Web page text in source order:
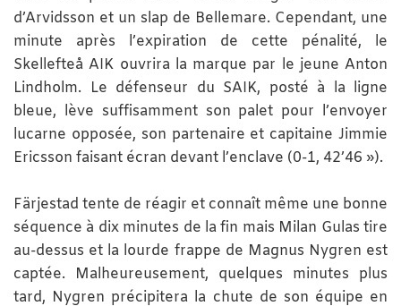
d’Arvidsson et un slap de Bellemare. Cependant, une
minute après l’expiration de cette pénalité, le
Skellefteå AIK ouvrira la marque par le jeune Anton
Lindholm. Le défenseur du SAIK, posté à la ligne
bleue, lève suffisamment son palet pour l’envoyer
lucarne opposée, son partenaire et capitaine Jimmie
Ericsson faisant écran devant l’enclave (0-1, 42’46 »).
Färjestad tente de réagir et connaît même une bonne
séquence à dix minutes de la fin mais Milan Gulas tire
au-dessus et la lourde frappe de Magnus Nygren est
captée. Malheureusement, quelques minutes plus
tard, Nygren précipitera la chute de son équipe en